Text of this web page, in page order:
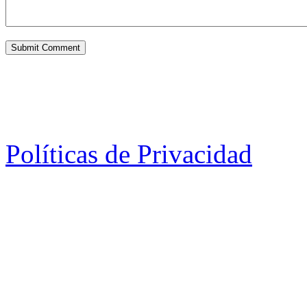
Políticas de Privacidad